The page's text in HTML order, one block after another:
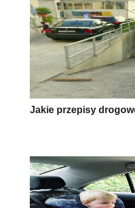
Jakie przepisy